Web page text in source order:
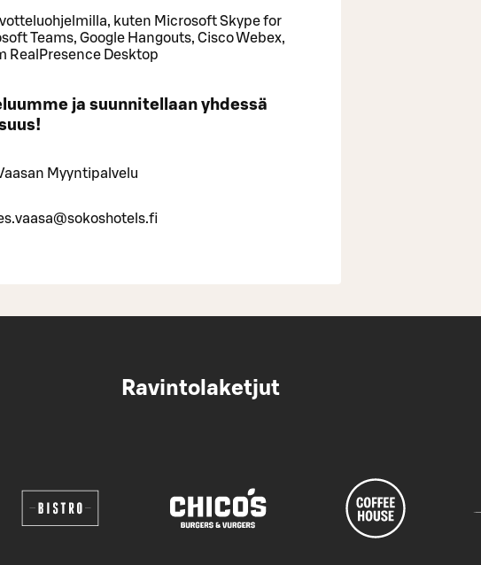
kuten Microsoft Skype for
Teams, Google Hangouts, Cisco Webex,
RealPresence Desktop
ja suun­ni­tel­laan yh­des­sä
Myyn­ti­pal­ve­lu
Ravintolaketjut